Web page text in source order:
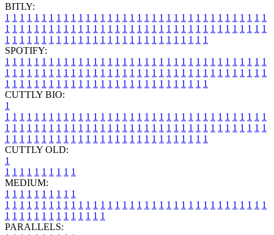
BITLY:
1 1 1 1 1 1 1 1 1 1 1 1 1 1 1 1 1 1 1 1 1 1 1 1 1 1 1 1 1 1 1 1 1 1 1 1
1 1 1 1 1 1 1 1 1 1 1 1 1 1 1 1 1 1 1 1 1 1 1 1 1 1 1 1 1 1 1 1 1 1 1 1
1 1 1 1 1 1 1 1 1 1 1 1 1 1 1 1 1 1 1 1 1 1 1 1 1 1 1 1
SPOTIFY:
1 1 1 1 1 1 1 1 1 1 1 1 1 1 1 1 1 1 1 1 1 1 1 1 1 1 1 1 1 1 1 1 1 1 1 1
1 1 1 1 1 1 1 1 1 1 1 1 1 1 1 1 1 1 1 1 1 1 1 1 1 1 1 1 1 1 1 1 1 1 1 1
1 1 1 1 1 1 1 1 1 1 1 1 1 1 1 1 1 1 1 1 1 1 1 1 1 1 1 1
CUTTLY BIO:
1
1 1 1 1 1 1 1 1 1 1 1 1 1 1 1 1 1 1 1 1 1 1 1 1 1 1 1 1 1 1 1 1 1 1 1 1
1 1 1 1 1 1 1 1 1 1 1 1 1 1 1 1 1 1 1 1 1 1 1 1 1 1 1 1 1 1 1 1 1 1 1 1
1 1 1 1 1 1 1 1 1 1 1 1 1 1 1 1 1 1 1 1 1 1 1 1 1 1 1 1
CUTTLY OLD:
1
1 1 1 1 1 1 1 1 1 1
MEDIUM:
1 1 1 1 1 1 1 1 1 1
1 1 1 1 1 1 1 1 1 1 1 1 1 1 1 1 1 1 1 1 1 1 1 1 1 1 1 1 1 1 1 1 1 1 1 1
1 1 1 1 1 1 1 1 1 1 1 1 1 1
PARALLELS: